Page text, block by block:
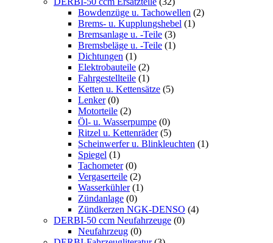
Bowdenzüge u. Tachowellen (2)
Brems- u. Kupplungshebel (1)
Bremsanlage u. -Teile (3)
Bremsbeläge u. -Teile (1)
Dichtungen (1)
Elektrobauteile (2)
Fahrgestellteile (1)
Ketten u. Kettensätze (5)
Lenker (0)
Motorteile (2)
Öl- u. Wasserpumpe (0)
Ritzel u. Kettenräder (5)
Scheinwerfer u. Blinkleuchten (1)
Spiegel (1)
Tachometer (0)
Vergaserteile (2)
Wasserkühler (1)
Zündanlage (0)
Zündkerzen NGK-DENSO (4)
DERBI-50 ccm Neufahrzeuge (0)
Neufahrzeug (0)